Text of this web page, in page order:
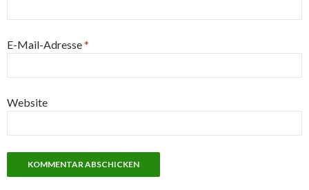
E-Mail-Adresse*
Website